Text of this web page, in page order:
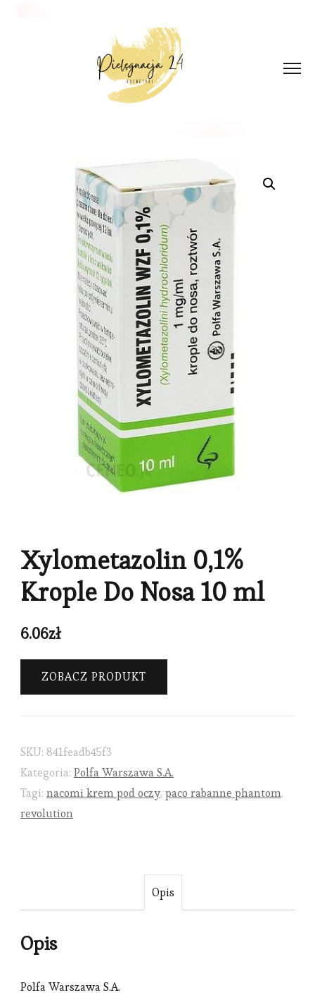
Xylometazolin 0,1%
Krople Do Nosa 10 ml
6.06zł
ZOBACZ PRODUKT
SKU: 841feadb45f3
Kategoria: Polfa Warszawa S.A.
Tagi: nacomi krem pod oczy, paco rabanne phantom,
revolution
Opis
Opis
Polfa Warszawa S.A.